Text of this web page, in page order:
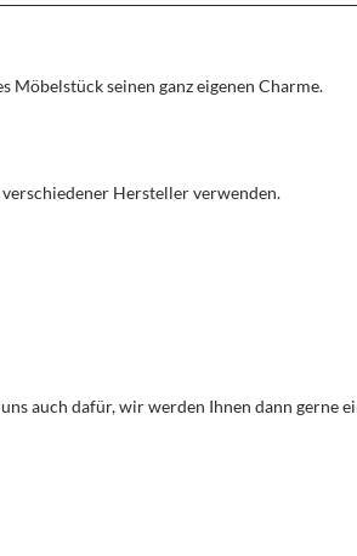
Möbelstück seinen ganz eigenen Charme.
Hersteller verwenden.
auch dafür, wir werden Ihnen dann gerne